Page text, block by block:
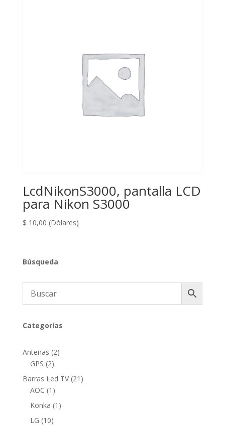
LcdNikonS3000, pantalla LCD
para Nikon S3000
$ 10,00 (Dólares)
Búsqueda
Categorías
Antenas 22
GPS 22
productos
Barras Led TV 21 21
AOC 1 1
producto
Konka 1 1
LG 1010